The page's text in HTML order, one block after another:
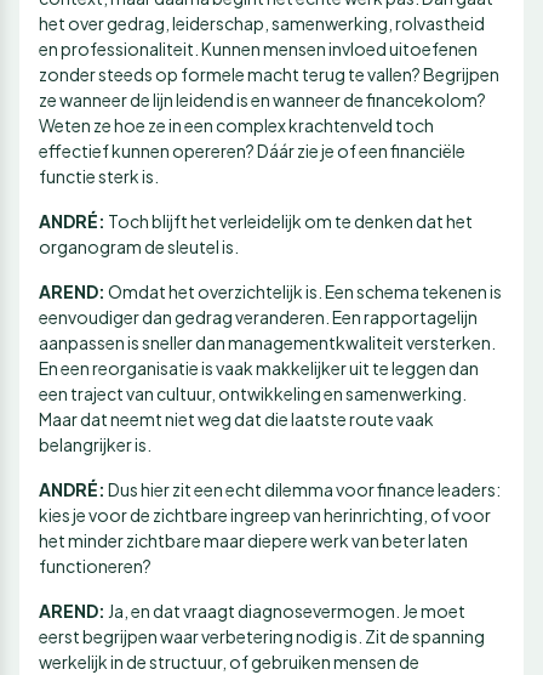
het over gedrag, leiderschap, samenwerking, rolvastheid
en professionaliteit. Kunnen mensen invloed uitoefenen
zonder steeds op formele macht terug te vallen? Begrijpen
ze wanneer de lijn leidend is en wanneer de financekolom?
Weten ze hoe ze in een complex krachtenveld toch
effectief kunnen opereren? Dáár zie je of een financiële
functie sterk is.
ANDRÉ: Toch blijft het verleidelijk om te denken dat het
organogram de sleutel is.
AREND: Omdat het overzichtelijk is. Een schema tekenen is
eenvoudiger dan gedrag veranderen. Een rapportagelijn
aanpassen is sneller dan managementkwaliteit versterken.
En een reorganisatie is vaak makkelijker uit te leggen dan
een traject van cultuur, ontwikkeling en samenwerking.
Maar dat neemt niet weg dat die laatste route vaak
belangrijker is.
ANDRÉ: Dus hier zit een echt dilemma voor finance leaders:
kies je voor de zichtbare ingreep van herinrichting, of voor
het minder zichtbare maar diepere werk van beter laten
functioneren?
AREND: Ja, en dat vraagt diagnosevermogen. Je moet
eerst begrijpen waar verbetering nodig is. Zit de spanning
werkelijk in de structuur, of gebruiken mensen de